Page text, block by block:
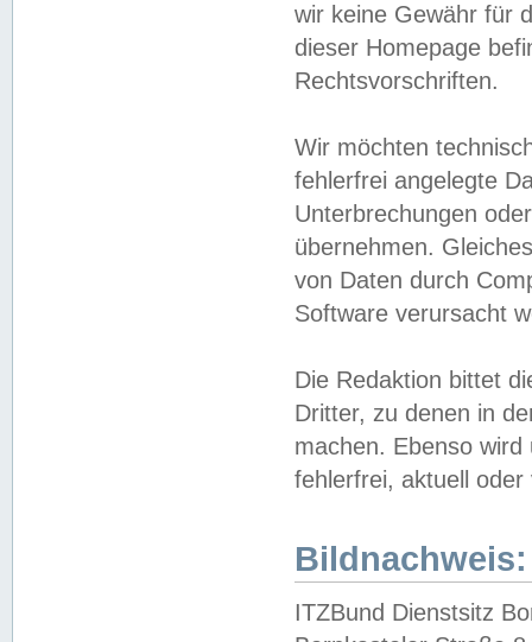
wir keine Gewähr für
dieser Homepage
Rechtsvorschriften.
Wir möchten
fehlerfrei angelegte
Unterbrechungen
übernehmen.
von Daten durch
Software verursacht
Die Redaktion bittet
Dritter, zu denen in
machen. Ebenso
fehlerfrei, aktuell oder
Bildnachweis:
ITZBund Dienstsitz